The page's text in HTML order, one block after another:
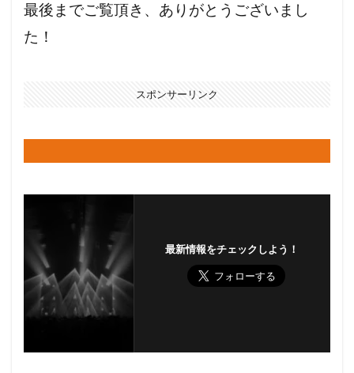
最後までご覧頂き、ありがとうございまし
た！
スポンサーリンク
最新情報をチェックしよう！